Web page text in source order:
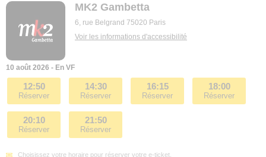
MK2 Gambetta
6, rue Belgrand 75020 Paris
Voir les informations d'accessibilité
10 août 2026 - En VF
12:50
Réserver
14:30
Réserver
16:15
Réserver
18:00
Réserver
20:10
Réserver
21:50
Réserver
Choisissez votre horaire pour réserver votre e-ticket.